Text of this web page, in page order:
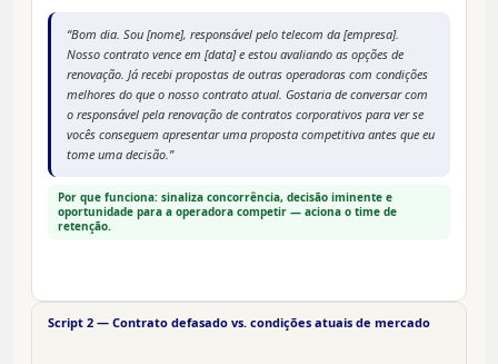
“Bom dia. Sou [nome], responsável pelo telecom da [empresa].
Nosso contrato vence em [data] e estou avaliando as opções de
renovação. Já recebi propostas de outras operadoras com condições
melhores do que o nosso contrato atual. Gostaria de conversar com
o responsável pela renovação de contratos corporativos para ver se
vocês conseguem apresentar uma proposta competitiva antes que eu
tome uma decisão.”
Por que funciona: sinaliza concorrência, decisão iminente e
oportunidade para a operadora competir — aciona o time de
retenção.
Script 2 — Contrato defasado vs. condições atuais de mercado